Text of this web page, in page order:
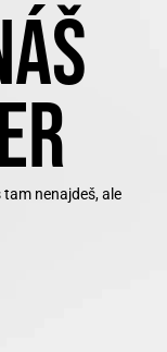
nenajdeš, ale